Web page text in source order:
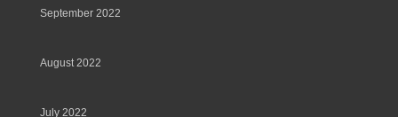
September 2022
August 2022
July 2022